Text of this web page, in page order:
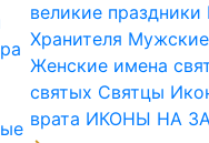
великие праздники
Хранителя
Женские имена
святых Святцы
врата ИКОНЫ НА